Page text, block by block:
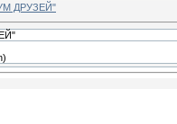
ДРУЗЕЙ"
)